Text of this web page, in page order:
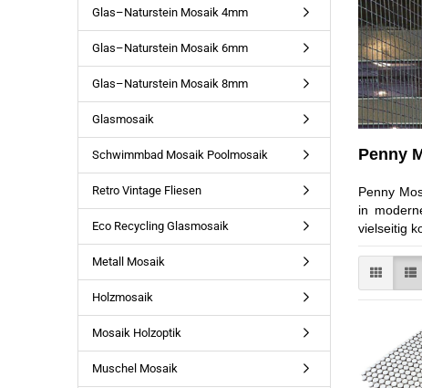
Penny
Penny
in
vielseitig
Glas–Naturstein Mosaik 4mm
Glas–Naturstein Mosaik 6mm
Glas–Naturstein Mosaik 8mm
Glasmosaik
Schwimmbad Mosaik Poolmosaik
Retro Vintage Fliesen
Eco Recycling Glasmosaik
Metall Mosaik
Holzmosaik
Mosaik Holzoptik
Muschel Mosaik